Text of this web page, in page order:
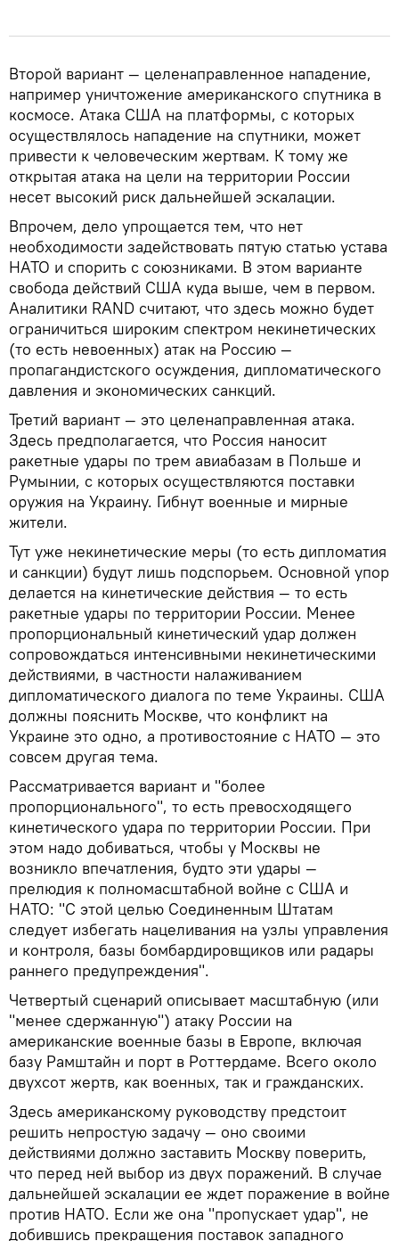
Второй вариант — целенаправленное нападение,
например уничтожение американского спутника в
космосе. Атака США на платформы, с которых
осуществлялось нападение на спутники, может
привести к человеческим жертвам. К тому же
открытая атака на цели на территории России
несет высокий риск дальнейшей эскалации.
Впрочем, дело упрощается тем, что нет
необходимости задействовать пятую статью устава
НАТО и спорить с союзниками. В этом варианте
свобода действий США куда выше, чем в первом.
Аналитики RAND считают, что здесь можно будет
ограничиться широким спектром некинетических
(то есть невоенных) атак на Россию —
пропагандистского осуждения, дипломатического
давления и экономических санкций.
Третий вариант — это целенаправленная атака.
Здесь предполагается, что Россия наносит
ракетные удары по трем авиабазам в Польше и
Румынии, с которых осуществляются поставки
оружия на Украину. Гибнут военные и мирные
жители.
Тут уже некинетические меры (то есть дипломатия
и санкции) будут лишь подспорьем. Основной упор
делается на кинетические действия — то есть
ракетные удары по территории России. Менее
пропорциональный кинетический удар должен
сопровождаться интенсивными некинетическими
действиями, в частности налаживанием
дипломатического диалога по теме Украины. США
должны пояснить Москве, что конфликт на
Украине это одно, а противостояние с НАТО — это
совсем другая тема.
Рассматривается вариант и "более
пропорционального", то есть превосходящего
кинетического удара по территории России. При
этом надо добиваться, чтобы у Москвы не
возникло впечатления, будто эти удары —
прелюдия к полномасштабной войне с США и
НАТО: "С этой целью Соединенным Штатам
следует избегать нацеливания на узлы управления
и контроля, базы бомбардировщиков или радары
раннего предупреждения".
Четвертый сценарий описывает масштабную (или
"менее сдержанную") атаку России на
американские военные базы в Европе, включая
базу Рамштайн и порт в Роттердаме. Всего около
двухсот жертв, как военных, так и гражданских.
Здесь американскому руководству предстоит
решить непростую задачу — оно своими
действиями должно заставить Москву поверить,
что перед ней выбор из двух поражений. В случае
дальнейшей эскалации ее ждет поражение в войне
против НАТО. Если же она "пропускает удар", не
добившись прекращения поставок западного